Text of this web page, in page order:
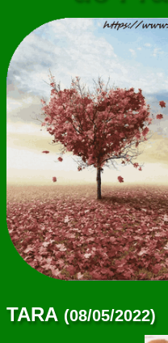
TARA (08/05/2022)